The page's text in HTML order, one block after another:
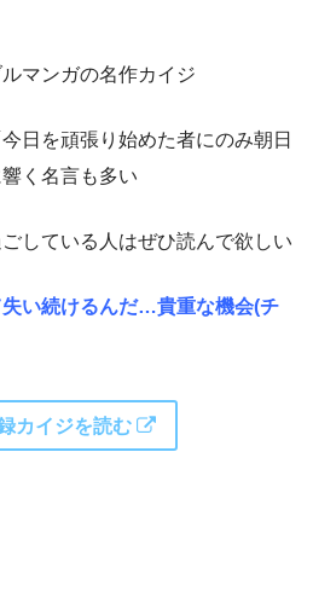
マンガの名作カイジ
日を頑張り始めた者にのみ朝日
く名言も多い
している人はぜひ読んで欲しい
い続けるんだ…貴重な機会(チ
カイジを読む